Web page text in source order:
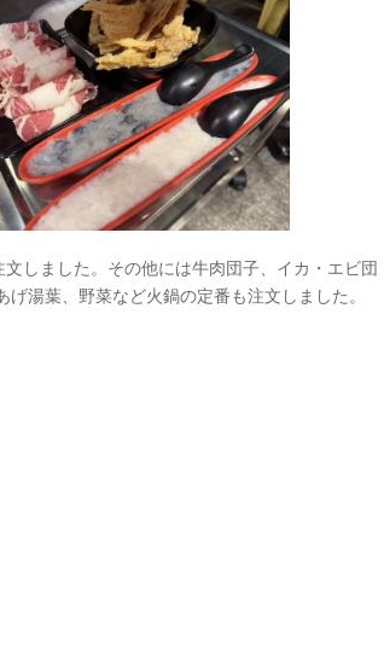
しました。その他には牛肉団子、イカ・エビ団
湯葉、野菜など火鍋の定番も注文しました。